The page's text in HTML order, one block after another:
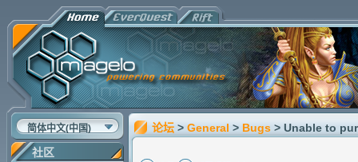
简体中文(中国)
社区
论坛 > General > Bugs > Unable to